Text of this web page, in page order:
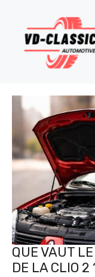
contenu
QUE VAUT
DE LA CLIO 2